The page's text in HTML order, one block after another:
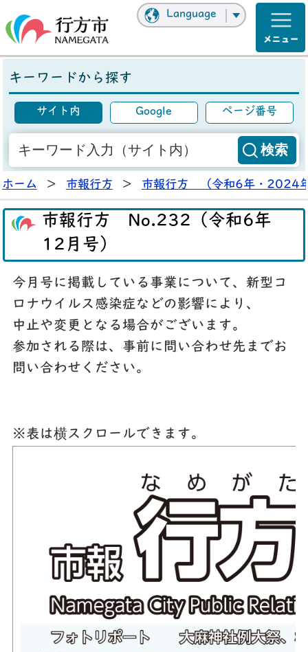
Language
キーワードから探す
サイト内 Google ページ番号
ホーム > 市報行方 > 市報行方 （令和6年・2024
市報行方 No.232（令和6年
12月号）
今月号に掲載している事業について、新型コ
ロナウイルス感染症などの影響により、
中止や変更となる場合がございます。
参加される際は、事前に問い合わせ先までお
問い合わせください。
※表は横スクロールできます。